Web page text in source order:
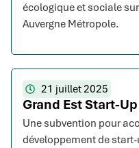
écologique et sociale
Auvergne Métropole.
21 juillet 2025
Grand Est Start-Up
Une subvention pour
développement de